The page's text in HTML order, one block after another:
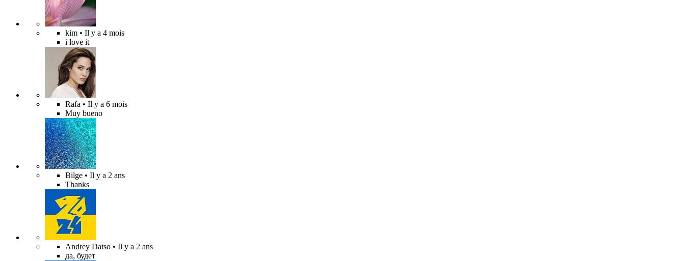
kim • Il y a 4 mois
i love it
Rafa • Il y a 6 mois
Muy bueno
Bilge • Il y a 2 ans
Thanks
Andrey Datso • Il y a 2 ans
да, будет